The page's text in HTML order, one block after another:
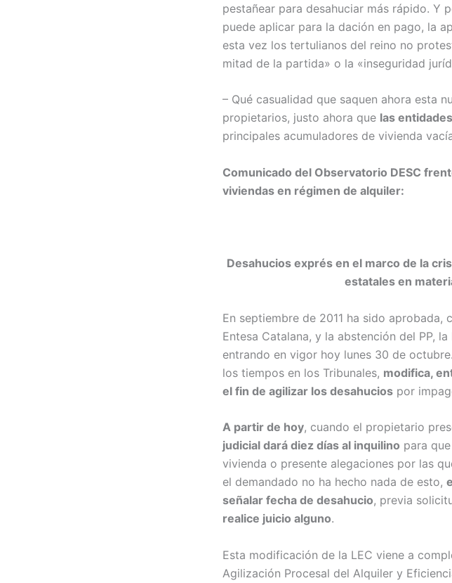
pestañear para desahuciar más rápido. Y
puede aplicar para la dación en pago, la
esta vez los tertulianos del reino no
mitad de la partida» o la «inseguridad
– Qué casualidad que saquen ahora esta
propietarios, justo ahora que las
principales acumuladores de vivienda
Comunicado del Observatorio DESC
viviendas en régimen de alquiler:
Desahucios exprés en el marco de la
estatales en
En septiembre de 2011 ha sido
Entesa Catalana, y la abstención del PP, la
entrando en vigor hoy lunes 30 de
los tiempos en los Tribunales, modifica,
el fin de agilizar los desahucios por
A partir de hoy, cuando el propietario
judicial dará diez días al inquilino para
vivienda o presente alegaciones por las
el demandado no ha hecho nada de esto,
señalar fecha de desahucio, previa
realice juicio alguno.
Esta modificación de la LEC viene a
Agilización Procesal del Alquiler y